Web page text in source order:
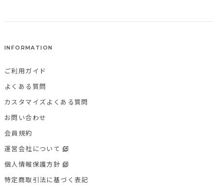
INFORMATION
ご利用ガイド
よくある質問
カスタマイズよくある質問
お問い合わせ
会員規約
運営会社について
個人情報保護方針
特定商取引法に基づく表記